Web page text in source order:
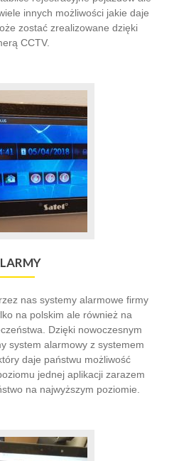
innych możliwości jakie daje
zostać zrealizowane dzięki
CCTV.
nas systemy alarmowe firmy
na polskim ale również na
Dzięki nowoczesnym
system alarmowy z systemem
daje państwu możliwość
jednej aplikacji zarazem
na najwyższym poziomie.